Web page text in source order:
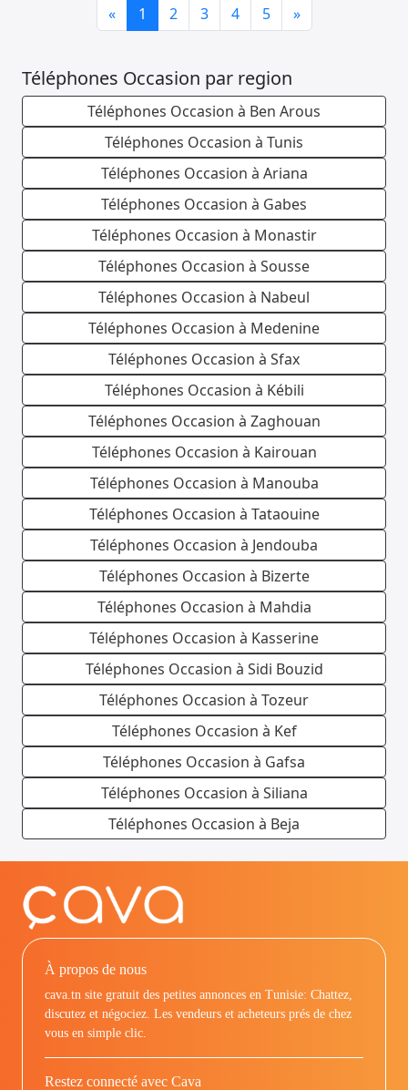
«Previous
1 2 3 4 5 »Next
Téléphones Occasion par region
Téléphones Occasion à Ben Arous
Téléphones Occasion à Tunis
Téléphones Occasion à Ariana
Téléphones Occasion à Gabes
Téléphones Occasion à Monastir
Téléphones Occasion à Sousse
Téléphones Occasion à Nabeul
Téléphones Occasion à Medenine
Téléphones Occasion à Sfax
Téléphones Occasion à Kébili
Téléphones Occasion à Zaghouan
Téléphones Occasion à Kairouan
Téléphones Occasion à Manouba
Téléphones Occasion à Tataouine
Téléphones Occasion à Jendouba
Téléphones Occasion à Bizerte
Téléphones Occasion à Mahdia
Téléphones Occasion à Kasserine
Téléphones Occasion à Sidi Bouzid
Téléphones Occasion à Tozeur
Téléphones Occasion à Kef
Téléphones Occasion à Gafsa
Téléphones Occasion à Siliana
Téléphones Occasion à Beja
À propos de nous
cava.tn site gratuit des petites annonces en Tunisie: Chattez,
discutez et négociez. Les vendeurs et acheteurs prés de chez
vous en simple clic.
Restez connecté avec Cava